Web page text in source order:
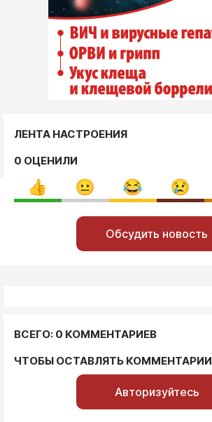
ЛЕНТА НАСТРОЕНИЯ
0 ОЦЕНИЛИ
Обсудить новость
ВСЕГО: 0 КОММЕНТАРИЕВ
ЧТОБЫ ОСТАВЛЯТЬ КОММЕНТАРИИ
Авторизуйтесь